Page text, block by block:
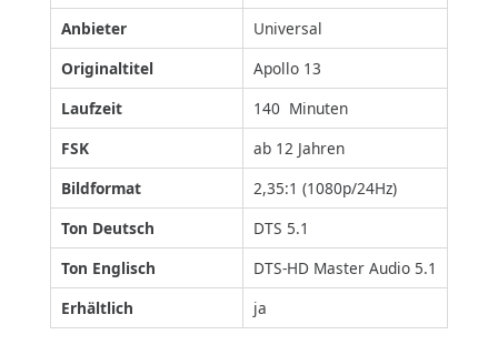
Anbieter
Universal
Originaltitel
Apollo 13
Laufzeit
140 Minuten
FSK
ab 12 Jahren
Bildformat
2,35:1 (1080p/24Hz)
Ton Deutsch
DTS 5.1
Ton Englisch
DTS-HD Master Audio 5.1
Erhältlich
ja